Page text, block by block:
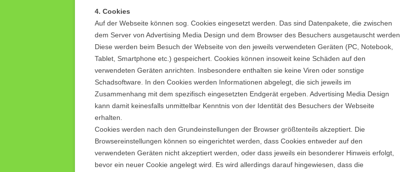
4. Cookies
Auf der Webseite können sog. Cookies eingesetzt werden. Das sind Datenpakete, die zwischen
dem Server von Advertising Media Design und dem Browser des Besuchers ausgetauscht werden.
Diese werden beim Besuch der Webseite von den jeweils verwendeten Geräten (PC, Notebook,
Tablet, Smartphone etc.) gespeichert. Cookies können insoweit keine Schäden auf den
verwendeten Geräten anrichten. Insbesondere enthalten sie keine Viren oder sonstige
Schadsoftware. In den Cookies werden Informationen abgelegt, die sich jeweils im
Zusammenhang mit dem spezifisch eingesetzten Endgerät ergeben. Advertising Media Design
kann damit keinesfalls unmittelbar Kenntnis von der Identität des Besuchers der Webseite
erhalten.
Cookies werden nach den Grundeinstellungen der Browser größtenteils akzeptiert. Die
Browsereinstellungen können so eingerichtet werden, dass Cookies entweder auf den
verwendeten Geräten nicht akzeptiert werden, oder dass jeweils ein besonderer Hinweis erfolgt,
bevor ein neuer Cookie angelegt wird. Es wird allerdings darauf hingewiesen, dass die